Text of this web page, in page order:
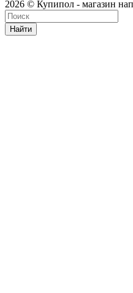
2026 © Купипол - магазин
Найти